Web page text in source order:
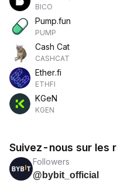
BICO
Pump.fun
PUMP
Cash Cat
CASHCAT
Ether.fi
ETHFI
KGeN
KGEN
Suivez-nous sur les
Followers
@bybit_official